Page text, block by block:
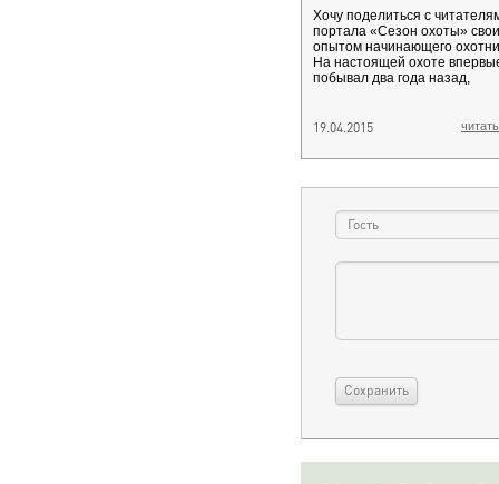
Хочу поделиться с
портала «Сезон охоты»
опытом начинающего
На настоящей охоте
побывал два года назад,
19.04.2015